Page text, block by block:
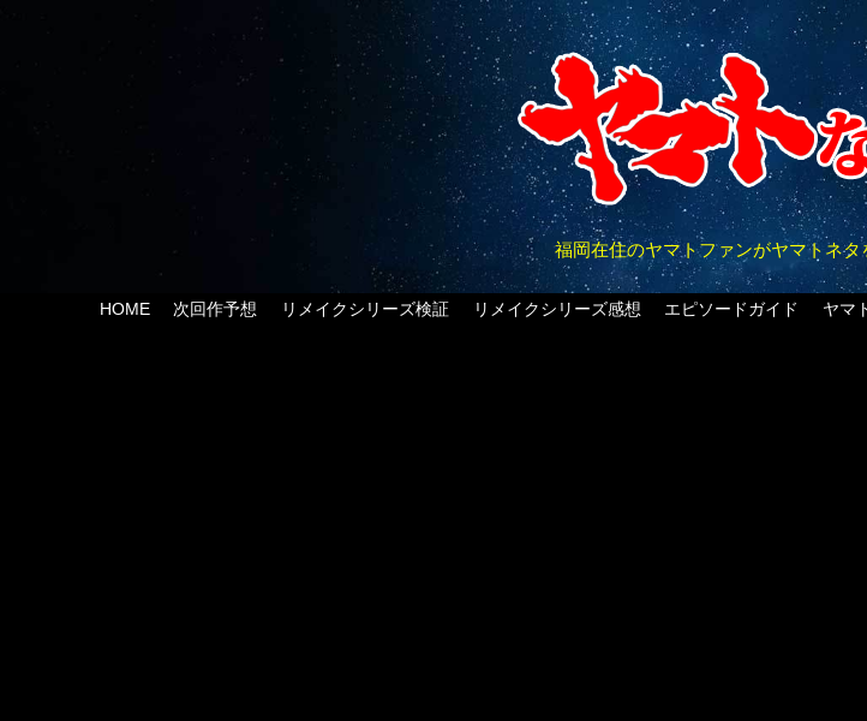
福岡在住のヤマトファンがヤマトネ
HOME 次回作予想 リメイクシリーズ検証 リメイクシリーズ感想 エピソードガイド ヤマ